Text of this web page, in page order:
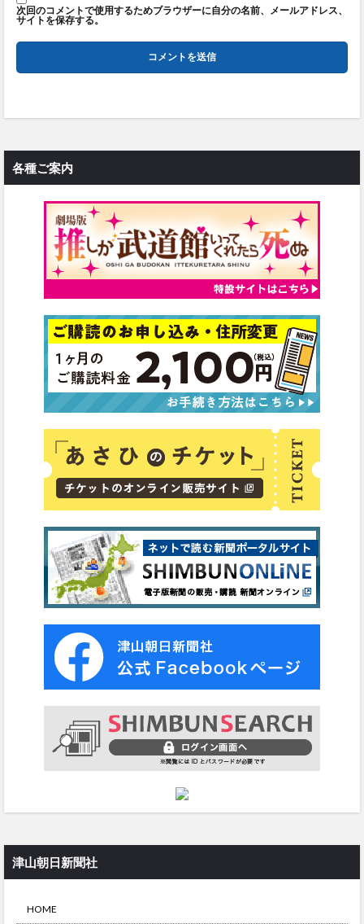
次回のコメントで使用するためブラウザーに自分の名前、メールアドレス、
サイトを保存する。
各種ご案内
津山朝日新聞社
HOME